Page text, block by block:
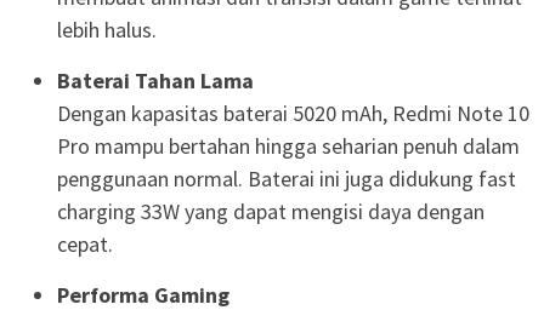
lebih halus.
Baterai Tahan Lama
Dengan kapasitas baterai 5020 mAh, Redmi Note 10
Pro mampu bertahan hingga seharian penuh dalam
penggunaan normal. Baterai ini juga didukung fast
charging 33W yang dapat mengisi daya dengan
cepat.
Performa Gaming